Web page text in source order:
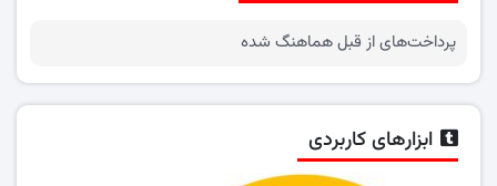
پرداخت‌های از قبل هماهنگ شده
ابزارهای کاربردی